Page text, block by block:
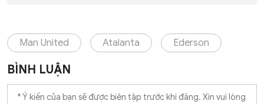
Man United Atalanta Ederson
BÌNH LUẬN